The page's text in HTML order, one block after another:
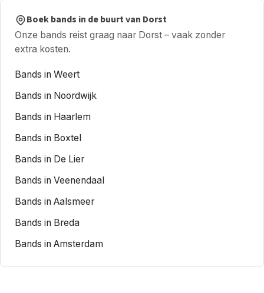
Boek bands in de buurt van Dorst
Onze bands reist graag naar Dorst – vaak zonder
extra kosten.
Bands in Weert
Bands in Noordwijk
Bands in Haarlem
Bands in Boxtel
Bands in De Lier
Bands in Veenendaal
Bands in Aalsmeer
Bands in Breda
Bands in Amsterdam